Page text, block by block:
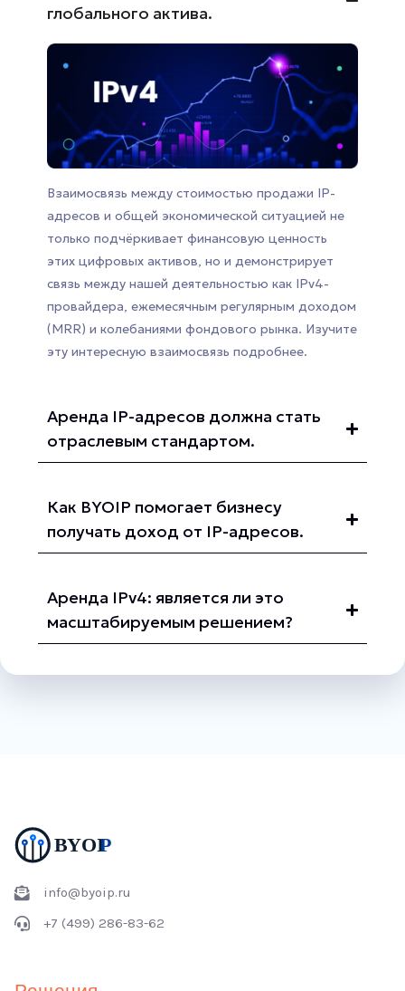
глобального актива.
Взаимосвязь между стоимостью продажи IP-
адресов и общей экономической ситуацией не
только подчёркивает финансовую ценность
этих цифровых активов, но и демонстрирует
связь между нашей деятельностью как IPv4-
провайдера, ежемесячным регулярным доходом
(MRR) и колебаниями фондового рынка. Изучите
эту интересную взаимосвязь подробнее.
Аренда IP-адресов должна стать
отраслевым стандартом.
Как BYOIP помогает бизнесу
получать доход от IP-адресов.
Аренда IPv4: является ли это
масштабируемым решением?
info@byoip.ru
+7 (499) 286-83-62